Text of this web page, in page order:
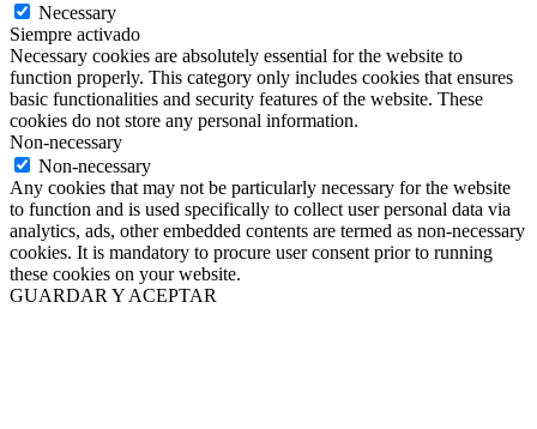
Necessary
Siempre activado
Necessary cookies are absolutely essential for the website to
function properly. This category only includes cookies that ensures
basic functionalities and security features of the website. These
cookies do not store any personal information.
Non-necessary
Non-necessary
Any cookies that may not be particularly necessary for the website
to function and is used specifically to collect user personal data via
analytics, ads, other embedded contents are termed as non-necessary
cookies. It is mandatory to procure user consent prior to running
these cookies on your website.
GUARDAR Y ACEPTAR